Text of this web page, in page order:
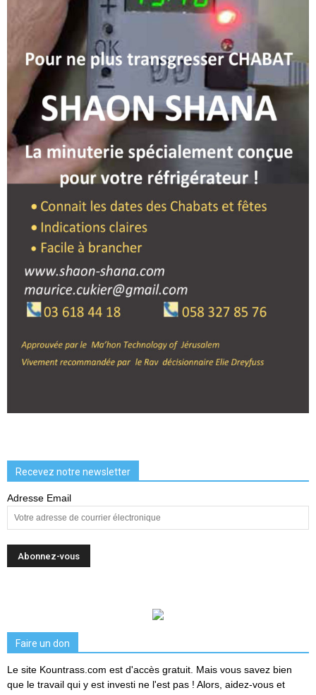
Recevez notre newsletter
Adresse Email
Faire un don
Le site Kountrass.com est d'accès gratuit. Mais vous savez bien
que le travail qui y est investi ne l'est pas ! Alors, aidez-vous et